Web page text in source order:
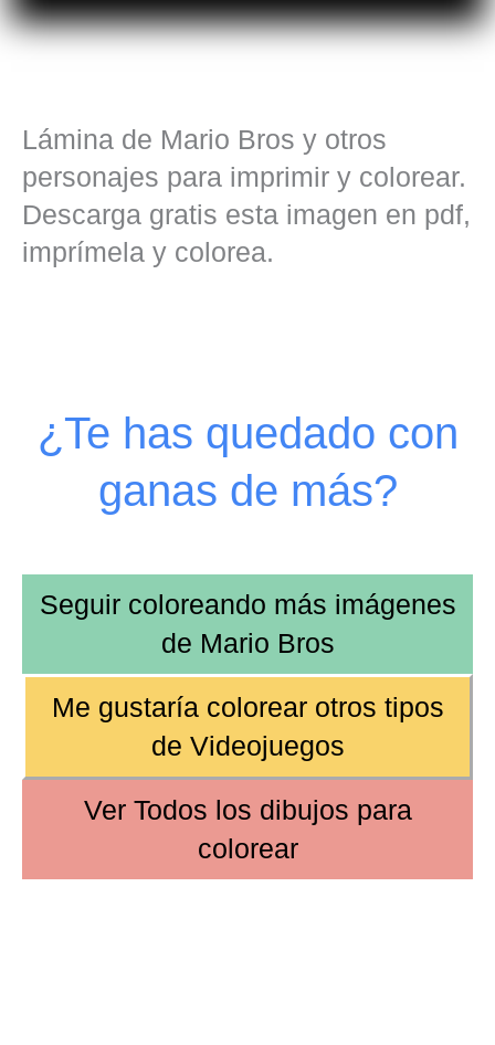
Lámina de Mario Bros y otros
personajes para imprimir y colorear.
Descarga gratis esta imagen en pdf,
imprímela y colorea.
¿Te has quedado con
ganas de más?
Seguir coloreando más imágenes
de Mario Bros
Me gustaría colorear otros tipos
de Videojuegos
Ver Todos los dibujos para
colorear